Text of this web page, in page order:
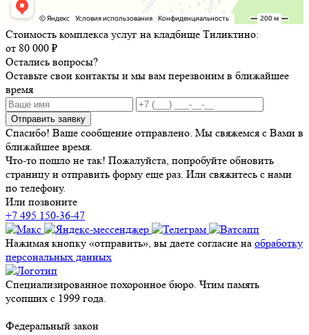
Стоимость комплекса услуг на кладбище Тиликтино:
от 80 000 ₽
Остались вопросы?
Оставьте свои контакты и мы вам перезвоним в ближайшее
время
Отправить заявку
Спасибо! Ваше сообщение отправлено. Мы свяжемся с Вами в
ближайшее время.
Что-то пошло не так! Пожалуйста, попробуйте обновить
страницу и отправить форму еще раз. Или свяжитесь с нами
по телефону.
Или позвоните
+7 495 150-36-47
Нажимая кнопку «отправить», вы даете согласие на обработку
персональных данных
Специализированное похоронное бюро. Чтим память
усопших с 1999 года.
Федеральный закон